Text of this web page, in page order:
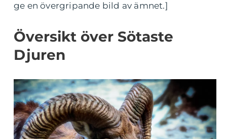
ge en övergripande bild av ämnet.]
Översikt över Sötaste
Djuren